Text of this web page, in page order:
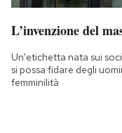
L’invenzione del
Un'etichetta nata sui
si possa fidare degli
femminilità